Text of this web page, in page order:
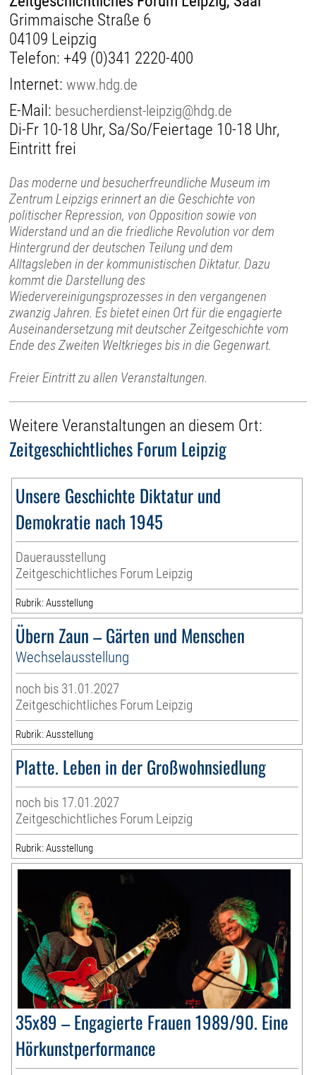
Grimmaische Straße 6
04109 Leipzig
Telefon: +49 (0)341 2220-400
Internet:www.hdg.de
E-Mail: besucherdienst-leipzig@hdg.de
Di-Fr 10-18 Uhr, Sa/So/Feiertage 10-18 Uhr,
Eintritt frei
Das moderne und besucherfreundliche Museum im
Zentrum Leipzigs erinnert an die Geschichte von
politischer Repression, von Opposition sowie von
Widerstand und an die friedliche Revolution vor dem
Hintergrund der deutschen Teilung und dem
Alltagsleben in der kommunistischen Diktatur. Dazu
kommt die Darstellung des
Wiedervereinigungsprozesses in den vergangenen
zwanzig Jahren. Es bietet einen Ort für die engagierte
Auseinandersetzung mit deutscher Zeitgeschichte vom
Ende des Zweiten Weltkrieges bis in die Gegenwart.
Freier Eintritt zu allen Veranstaltungen.
Weitere Veranstaltungen an diesem Ort:
Zeitgeschichtliches Forum Leipzig
Unsere Geschichte Diktatur und
Demokratie nach 1945
Dauerausstellung
Zeitgeschichtliches Forum Leipzig
Rubrik: Ausstellung
Übern Zaun – Gärten und Menschen
Wechselausstellung
noch bis 31.01.2027
Zeitgeschichtliches Forum Leipzig
Rubrik: Ausstellung
Platte. Leben in der Großwohnsiedlung
noch bis 17.01.2027
Zeitgeschichtliches Forum Leipzig
Rubrik: Ausstellung
35x89 – Engagierte Frauen 1989/90. Eine
Hörkunstperformance